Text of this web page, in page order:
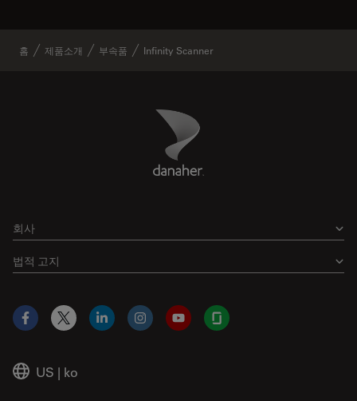
홈 제품소개 부속품 Infinity Scanner
Danaher Logo
회사
법적 고지
US | ko
Facebook
X LinkedInInstagramYouTubeGlassdoor